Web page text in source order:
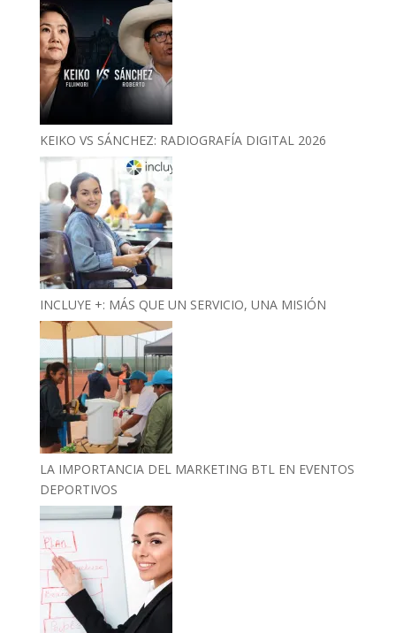
KEIKO VS SÁNCHEZ: RADIOGRAFÍA DIGITAL 2026
INCLUYE +: MÁS QUE UN SERVICIO, UNA MISIÓN
LA IMPORTANCIA DEL MARKETING BTL EN EVENTOS
DEPORTIVOS